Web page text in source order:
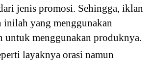
jenis promosi. Sehingga, iklan
yang menggunakan
untuk menggunakan produknya.
layaknya orasi namun